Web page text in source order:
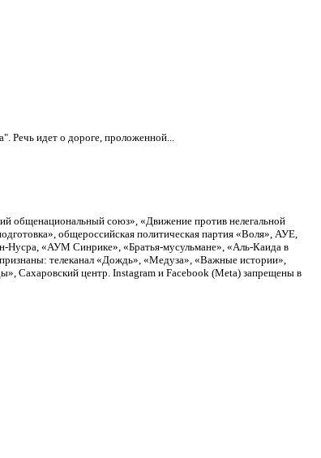
Речь идет о дороге, проложенной...
общенациональный союз», «Движение против нелегальной
общероссийская политическая партия «Воля», АУЕ,
Нусра, «АУМ Синрике», «Братья-мусульмане», «Аль-Каида в
телеканал «Дождь», «Медуза», «Важные истории»,
Сахаровский центр. Instagram и Facebook (Metа) запрещены в